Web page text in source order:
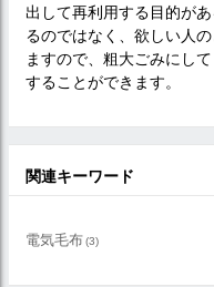
出して再利用する目的が
るのではなく、欲しい人
ますので、粗大ごみにし
することができます。
関連キーワード
電気毛布(3)